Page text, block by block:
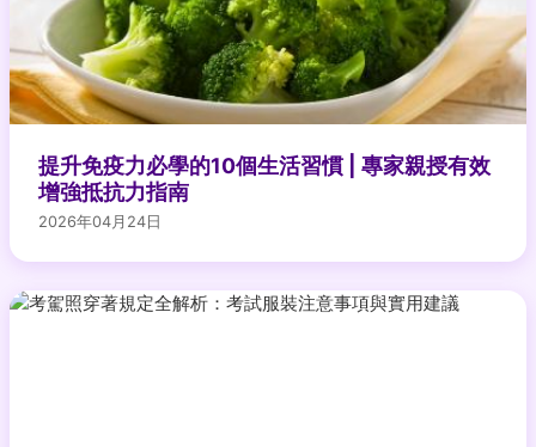
提升免疫力必學的10個生活習慣 | 專家親授有效
增強抵抗力指南
2026年04月24日